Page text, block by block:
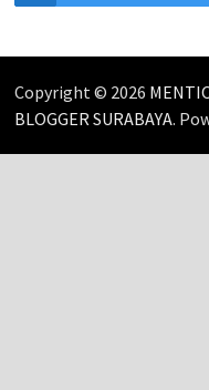
Copyright © 2026
BLOGGER SURABAYA.